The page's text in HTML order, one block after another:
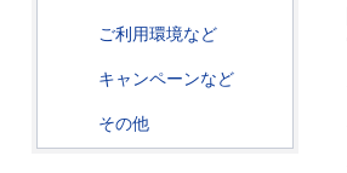
ご利用環境など
キャンペーンなど
その他